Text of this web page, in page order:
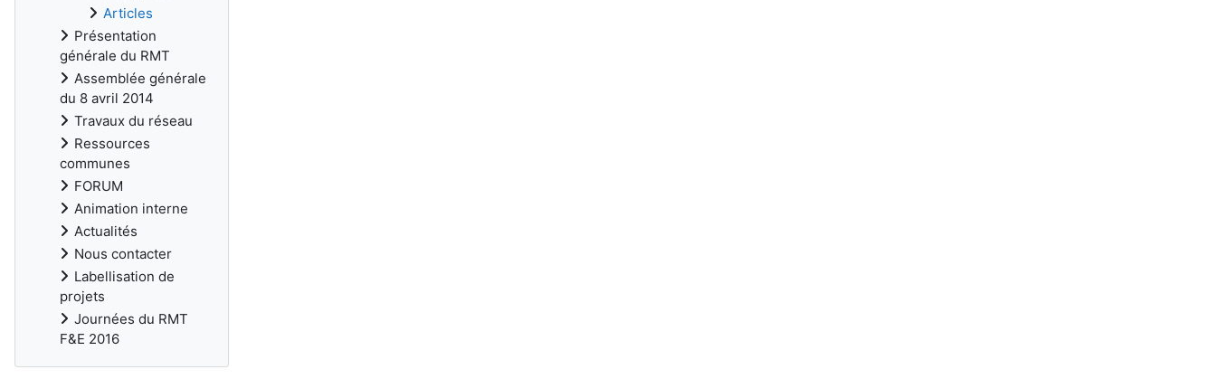
Articles
Présentation
générale du RMT
Assemblée générale
du 8 avril 2014
Travaux du réseau
Ressources
communes
FORUM
Animation interne
Actualités
Nous contacter
Labellisation de
projets
Journées du RMT
F&E 2016